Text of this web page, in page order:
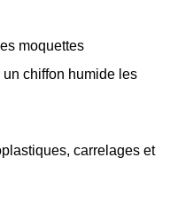
moquettes
chiffon humide les
carrelages et